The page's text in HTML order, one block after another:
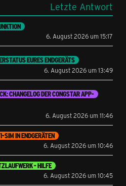
Letzte Antwort
6. August 2026 um 15:17
EURES ENDGERÄTS
6. August 2026 um 13:49
CHANGELOG DER CONGSTAR APP-
6. August 2026 um 11:46
SIM IN ENDGERÄTEN
6. August 2026 um 10:46
- HILFE
6. August 2026 um 10:45